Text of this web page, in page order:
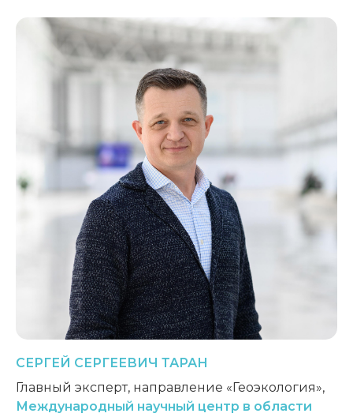
СЕРГЕЙ СЕРГЕЕВИЧ ТАРАН
Главный эксперт, направление «Геоэкология»,
Международный научный центр в области